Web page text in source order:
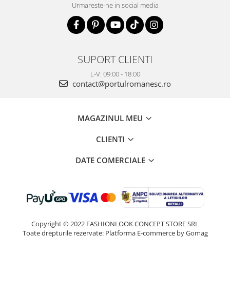
Urmareste-ne in social media
SUPORT CLIENTI
L-V: 09:00 - 18:00
contact@portulromanesc.ro
MAGAZINUL MEU
CLIENTI
DATE COMERCIALE
Copyright © 2022 FASHIONLOOK CONCEPT STORE SRL
Toate drepturile rezervate: Platforma E-commerce by Gomag